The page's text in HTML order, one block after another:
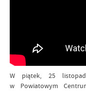
W piątek, 25
w Powiatowym